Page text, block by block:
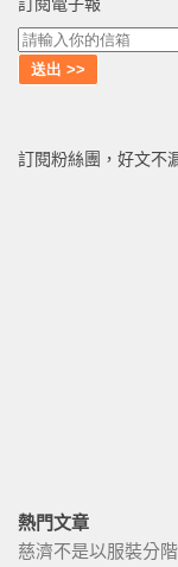
訂閱粉絲團，好文不
熱門文章
慈濟不是以服裝分